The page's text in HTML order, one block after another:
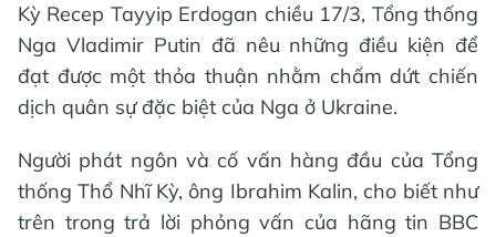
Kỳ Recep Tayyip Erdogan chiều 17/3, Tổng thống
Nga Vladimir Putin đã nêu những điều kiện để
đạt được một thỏa thuận nhằm chấm dứt chiến
dịch quân sự đặc biệt của Nga ở Ukraine.
Người phát ngôn và cố vấn hàng đầu của Tổng
thống Thổ Nhĩ Kỳ, ông Ibrahim Kalin, cho biết như
trên trong trả lời phỏng vấn của hãng tin BBC